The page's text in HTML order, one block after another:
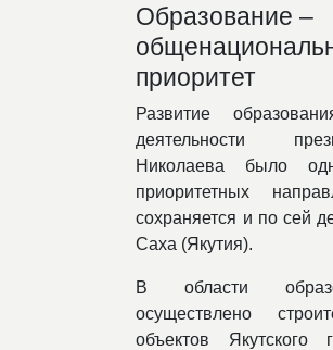
Образование –
приоритет
Развитие
деятельности
Николаева было
приоритетных
сохраняется и по сей
Саха (Якутия).
В области
осуществлено
объектов Якутского